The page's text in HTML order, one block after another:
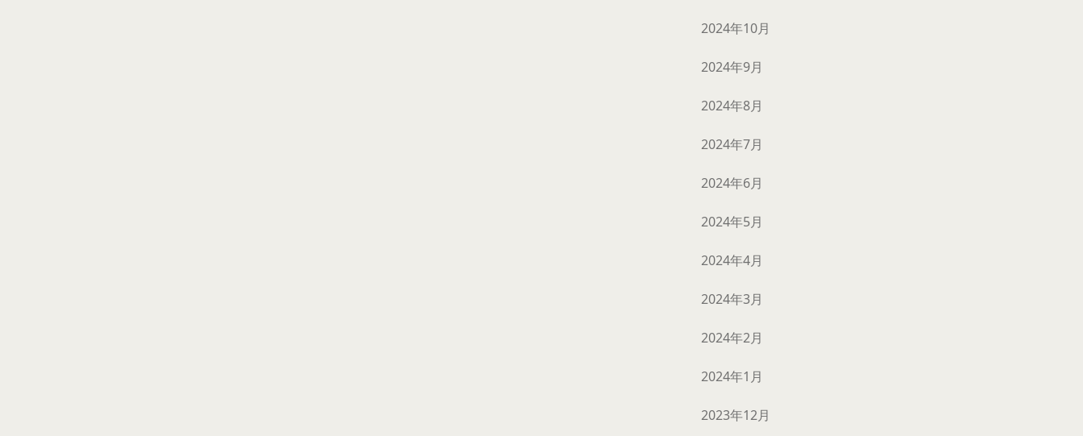
2024年10月
2024年9月
2024年8月
2024年7月
2024年6月
2024年5月
2024年4月
2024年3月
2024年2月
2024年1月
2023年12月